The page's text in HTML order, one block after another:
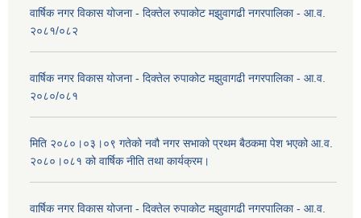
वार्षिक नगर विकास योजना - दिक्तेल रुपाकोट मझुवागढी नगरपालिका - आ.व.
२०८१/०८२
वार्षिक नगर विकास योजना - दिक्तेल रुपाकोट मझुवागढी नगरपालिका - आ.व.
२०८०/०८१
मिति २०८०।०३।०९ गतेको नवौ नगर सभाको प्रथम बैठकमा पेश भएको आ.व.
२०८०।०८१ को वार्षिक नीति तथा कार्यक्रम।
वार्षिक नगर विकास योजना - दिक्तेल रुपाकोट मझुवागढी नगरपालिका - आ.व.